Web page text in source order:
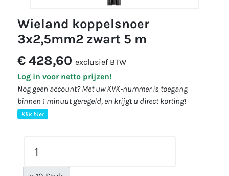
wieland koppelsnoer
3x2,5mm2 zwart 5 m
€ 428,60 exclusief BTW
Log in voor netto prijzen!
Nog geen account? Met uw KVK-nummer is toegang
binnen 1 minuut geregeld, en krijgt u direct korting!
Klik hier